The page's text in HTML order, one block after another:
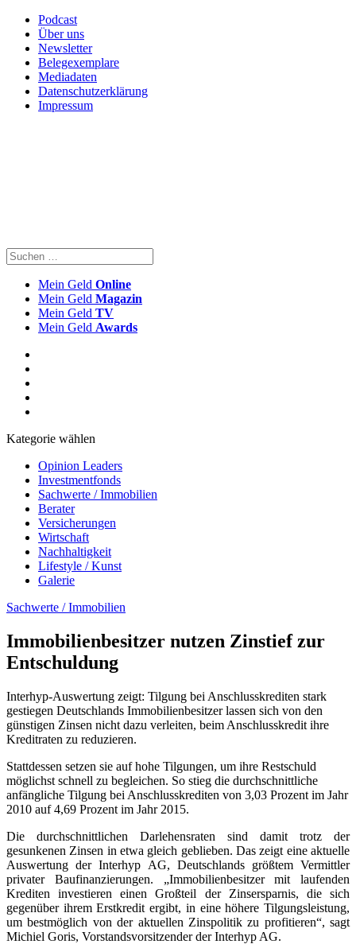
Podcast
Über uns
Newsletter
Belegexemplare
Mediadaten
Datenschutzerklärung
Impressum
Mein Geld Online
Mein Geld Magazin
Mein Geld TV
Mein Geld Awards
Kategorie wählen
Opinion Leaders
Investmentfonds
Sachwerte / Immobilien
Berater
Versicherungen
Wirtschaft
Nachhaltigkeit
Lifestyle / Kunst
Galerie
Sachwerte / Immobilien
Immobilienbesitzer nutzen Zinstief zur
Entschuldung
Interhyp-Auswertung zeigt: Tilgung bei Anschlusskrediten stark
gestiegen Deutschlands Immobilienbesitzer lassen sich von den
günstigen Zinsen nicht dazu verleiten, beim Anschlusskredit ihre
Kreditraten zu reduzieren.
Stattdessen setzen sie auf hohe Tilgungen, um ihre Restschuld
möglichst schnell zu begleichen. So stieg die durchschnittliche
anfängliche Tilgung bei Anschlusskrediten von 3,03 Prozent im Jahr
2010 auf 4,69 Prozent im Jahr 2015.
Die durchschnittlichen Darlehensraten sind damit trotz der
gesunkenen Zinsen in etwa gleich geblieben. Das zeigt eine aktuelle
Auswertung der Interhyp AG, Deutschlands größtem Vermittler
privater Baufinanzierungen. „Immobilienbesitzer mit laufenden
Krediten investieren einen Großteil der Zinsersparnis, die sich
gegenüber ihrem Erstkredit ergibt, in eine höhere Tilgungsleistung,
um bestmöglich von der aktuellen Zinspolitik zu profitieren“, sagt
Michiel Goris, Vorstandsvorsitzender der Interhyp AG.